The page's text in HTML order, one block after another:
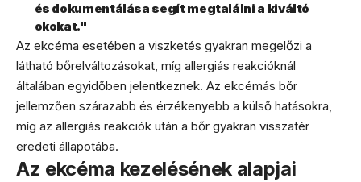
és dokumentálása segít megtalálni a kiváltó
okokat."
Az ekcéma esetében a viszketés gyakran megelőzi a
látható bőrelváltozásokat, míg allergiás reakcióknál
általában egyidőben jelentkeznek. Az ekcémás bőr
jellemzően szárazabb és érzékenyebb a külső hatásokra,
míg az allergiás reakciók után a bőr gyakran visszatér
eredeti állapotába.
Az ekcéma kezelésének alapjai